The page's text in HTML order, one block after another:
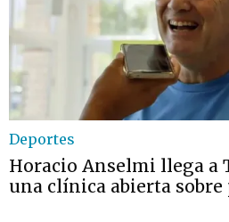
Deportes
Horacio Anselmi llega a
una clínica abierta